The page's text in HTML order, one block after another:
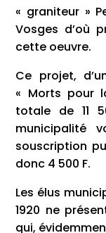
« graniteur »
Vosges d’où
cette oeuvre.
Ce projet,
« Morts pour
totale de 11
municipalité
souscription
donc 4 500 F.
Les élus
1920 ne
qui,